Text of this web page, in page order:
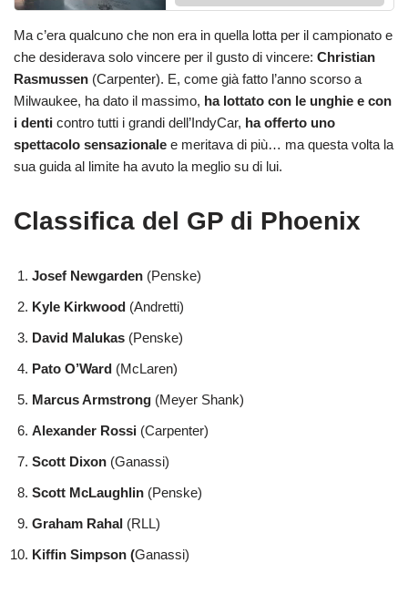
Ma c’era qualcuno che non era in quella lotta per il campionato e
che desiderava solo vincere per il gusto di vincere: Christian
Rasmussen (Carpenter). E, come già fatto l’anno scorso a
Milwaukee, ha dato il massimo, ha lottato con le unghie e con
i denti contro tutti i grandi dell’IndyCar, ha offerto uno
spettacolo sensazionale e meritava di più… ma questa volta la
sua guida al limite ha avuto la meglio su di lui.
Classifica del GP di Phoenix
Josef Newgarden (Penske)
Kyle Kirkwood (Andretti)
David Malukas (Penske)
Pato O’Ward (McLaren)
Marcus Armstrong (Meyer Shank)
Alexander Rossi (Carpenter)
Scott Dixon (Ganassi)
Scott McLaughlin (Penske)
Graham Rahal (RLL)
Kiffin Simpson (Ganassi)